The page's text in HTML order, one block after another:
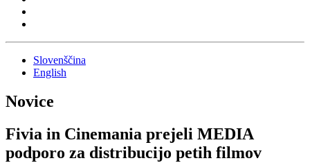
Slovenščina
English
Novice
Fivia in Cinemania prejeli MEDIA
podporo za distribucijo petih filmov